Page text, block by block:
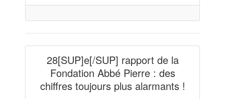
28[SUP]e[/SUP] rapport de la
Fondation Abbé Pierre : des
chiffres toujours plus alarmants !